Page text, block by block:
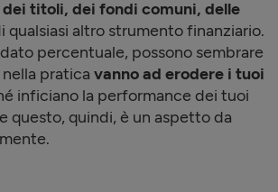
titoli, dei fondi comuni, delle
qualsiasi altro strumento finanziario.
percentuale, possono sembrare
pratica vanno ad erodere i tuoi
inficiano la performance dei tuoi
questo, quindi, è un aspetto da